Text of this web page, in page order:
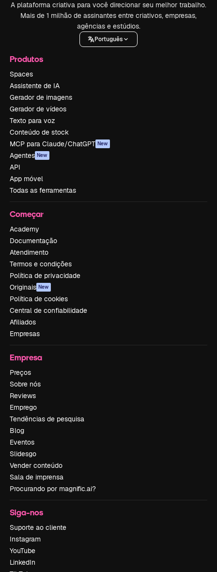
A plataforma criativa para você direcionar seu melhor trabalho.
Mais de 1 milhão de assinantes entre criativos, empresas,
agências e estúdios.
Português
Produtos
Spaces
Assistente de IA
Gerador de imagens
Gerador de vídeos
Texto para voz
Conteúdo de stock
MCP para Claude/ChatGPT New
Agentes New
API
App móvel
Todas as ferramentas
Começar
Academy
Documentação
Atendimento
Termos e condições
Política de privacidade
Originais New
Política de cookies
Central de confiabilidade
Afiliados
Empresas
Empresa
Preços
Sobre nós
Reviews
Emprego
Tendências de pesquisa
Blog
Eventos
Slidesgo
Vender conteúdo
Sala de imprensa
Procurando por magnific.ai?
Siga-nos
Suporte ao cliente
Instagram
YouTube
LinkedIn